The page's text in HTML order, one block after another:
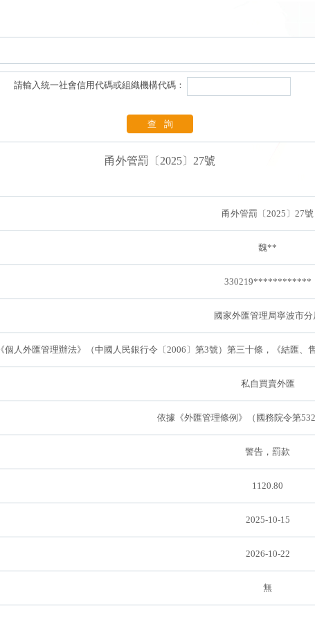
請輸入統一社會信用代碼或組織機構代碼：
查詢
甬外管罰〔2025〕27號
甬外管罰〔2025〕27號
魏**
330219************
國家外匯管理局寧波市分
《個人外匯管理辦法》（中國人民銀行令〔2006〕第3號）第三十條，《結匯
私自買賣外匯
依據《外匯管理條例》（國務院令第
警告，罰款
1120.80
2025-10-15
2026-10-22
無